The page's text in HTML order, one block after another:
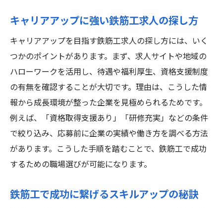
キャリアアップに強い鉄筋工求人の探し方
キャリアアップを目指す鉄筋工求人の探し方には、いく
つかのポイントがあります。まず、求人サイトや地域の
ハローワークを活用し、待遇や福利厚生、資格支援制度
の有無を確認することが大切です。理由は、こうした情
報から成長環境が整った企業を見極められるためです。
例えば、「資格取得支援あり」「研修充実」などの条件
で絞り込み、応募前に企業の実績や働き方を調べる方法
があります。こうした手順を踏むことで、鉄筋工で成功
するための職場選びが可能になります。
鉄筋工で成功に繋げるスキルアップの秘訣